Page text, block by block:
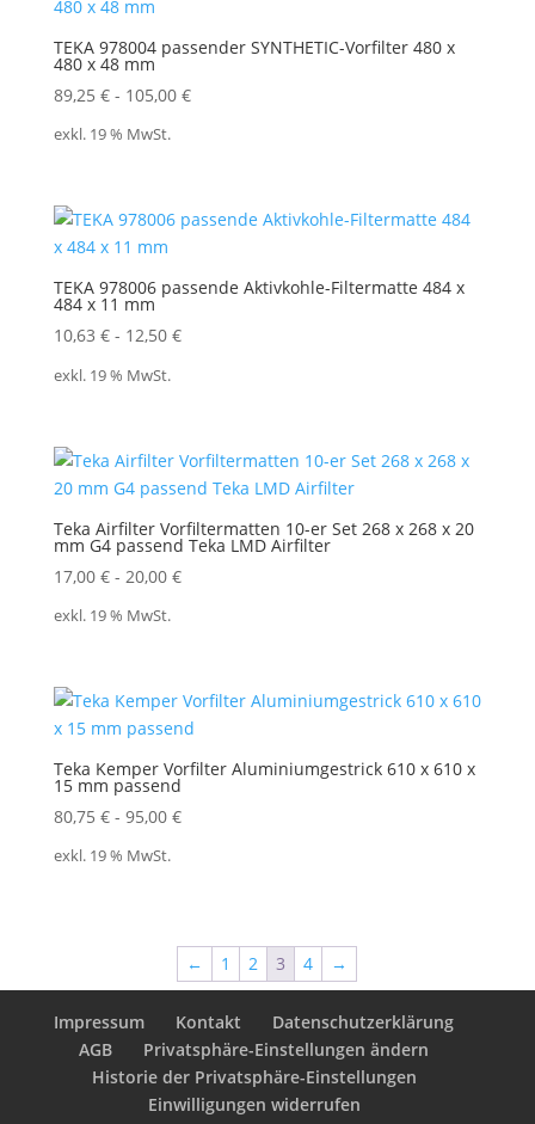
TEKA 978004 passender SYNTHETIC-Vorfilter 480 x
480 x 48 mm
89,25 €- 105,00 €
exkl. 19 % MwSt.
TEKA 978006 passende Aktivkohle-Filtermatte 484 x
484 x 11 mm
10,63 €- 12,50 €
exkl. 19 % MwSt.
Teka Airfilter Vorfiltermatten 10-er Set 268 x 268 x 20
mm G4 passend Teka LMD Airfilter
17,00 €- 20,00 €
exkl. 19 % MwSt.
Teka Kemper Vorfilter Aluminiumgestrick 610 x 610 x
15 mm passend
80,75 €- 95,00 €
exkl. 19 % MwSt.
← 1 2 3 4 →
Impressum Kontakt
Datenschutzerklärung
AGB
Privatsphäre-Einstellungen ändern
Historie der Privatsphäre-Einstellungen
Einwilligungen widerrufen